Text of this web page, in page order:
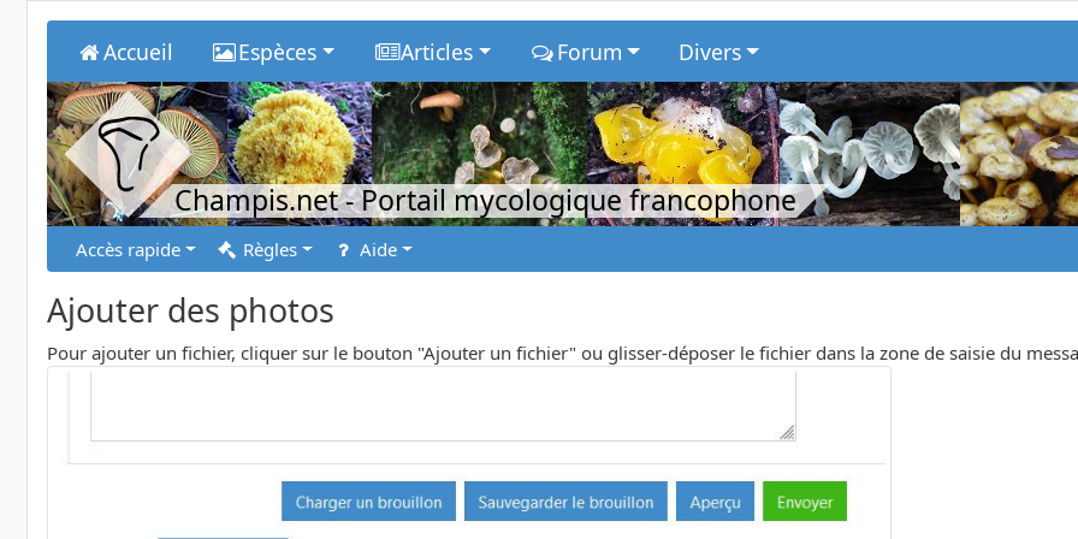
Accueil Espèces Articles Forum Divers
Champis.net- Portail mycologique francophone
Accès rapide Règles Aide
Ajouter des photos
Pour ajouter un fichier, cliquer sur le bouton "Ajouter un fichier" ou glisser-déposer le fichier dans la zone de saisie du